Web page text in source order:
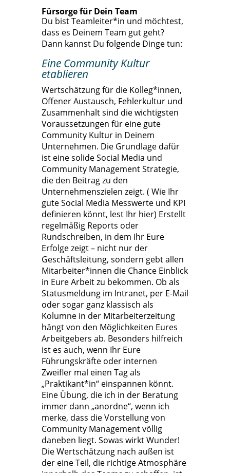
Fürsorge für Dein Team
Du bist Teamleiter*in und möchtest,
dass es Deinem Team gut geht?
Dann kannst Du folgende Dinge tun:
Eine Community Kultur
etablieren
Wertschätzung für die Kolleg*innen,
Offener Austausch, Fehlerkultur und
Zusammenhalt sind die wichtigsten
Voraussetzungen für eine gute
Community Kultur in Deinem
Unternehmen. Die Grundlage dafür
ist eine solide Social Media und
Community Management Strategie,
die den Beitrag zu den
Unternehmenszielen zeigt. ( Wie Ihr
gute Social Media Messwerte und KPI
definieren könnt, lest Ihr hier) Erstellt
regelmäßig Reports oder
Rundschreiben, in dem Ihr Eure
Erfolge zeigt – nicht nur der
Geschäftsleitung, sondern gebt allen
Mitarbeiter*innen die Chance Einblick
in Eure Arbeit zu bekommen. Ob als
Statusmeldung im Intranet, per E-Mail
oder sogar ganz klassisch als
Kolumne in der Mitarbeiterzeitung
hängt von den Möglichkeiten Eures
Arbeitgebers ab. Besonders hilfreich
ist es auch, wenn Ihr Eure
Führungskräfte oder internen
Zweifler mal einen Tag als
„Praktikant*in“ einspannen könnt.
Eine Übung, die ich in der Beratung
immer dann „anordne“, wenn ich
merke, dass die Vorstellung von
Community Management völlig
daneben liegt. Sowas wirkt Wunder!
Die Wertschätzung nach außen ist
der eine Teil, die richtige Atmosphäre